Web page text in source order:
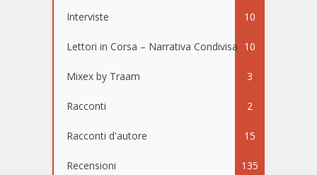
Interviste 10
Lettori in Corsa – Narrativa Condivisa 10
Mixex by Traam 3
Racconti 2
Racconti d'autore 15
Recensioni 135